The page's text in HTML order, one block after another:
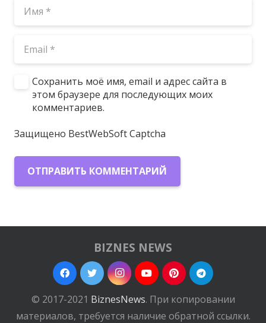
Сохранить моё имя, email и адрес сайта в
этом браузере для последующих моих
комментариев.
Защищено BestWebSoft Captcha
ОТПРАВИТЬ КОММЕНТАРИЙ
BIZNES NEWS
© 2017-2021 BiznesNews. При копировании
материалов, требуется наличие обратной ссылки.